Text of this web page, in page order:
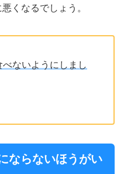
くなるでしょう。
ないようにしまし
ならないほうがい